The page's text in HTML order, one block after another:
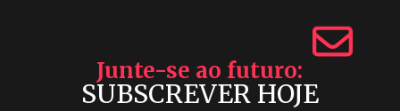
Junte-se ao futuro
SUBSCREVER HOJE